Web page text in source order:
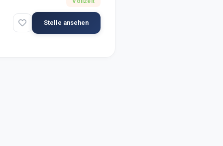
Stelle ansehen